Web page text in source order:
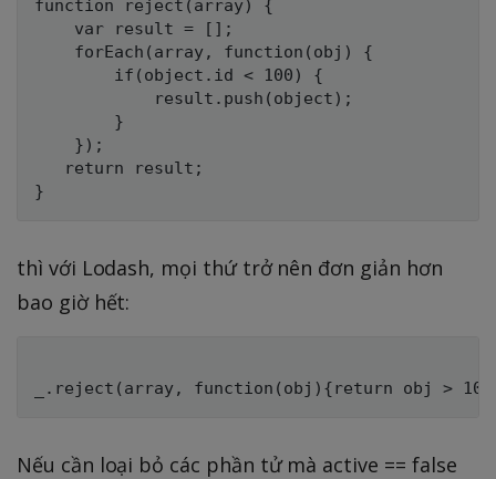
function reject(array) {
    var result = [];
    forEach(array, function(obj) {
        if(object.id < 100) {
            result.push(object);
        }
    });
   return result;
thì với Lodash, mọi thứ trở nên đơn giản hơn
bao giờ hết:
Nếu cần loại bỏ các phần tử mà active == false